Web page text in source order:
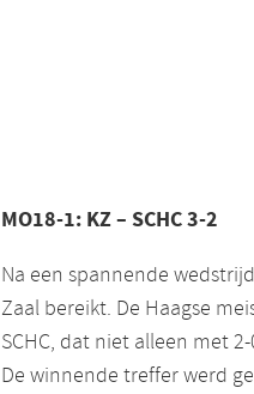
MO18-1: KZ – SCHC 3-2
Na een spannende
Zaal bereikt. De Haagse
SCHC, dat niet alleen met
De winnende treffer werd